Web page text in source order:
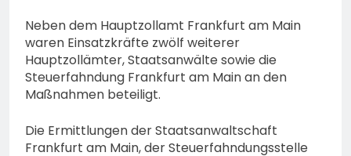
Neben dem Hauptzollamt Frankfurt am Main
waren Einsatzkräfte zwölf weiterer
Hauptzollämter, Staatsanwälte sowie die
Steuerfahndung Frankfurt am Main an den
Maßnahmen beteiligt.
Die Ermittlungen der Staatsanwaltschaft
Frankfurt am Main, der Steuerfahndungsstelle